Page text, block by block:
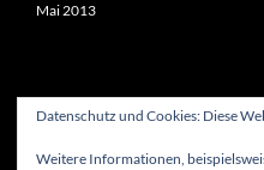
Mai 2013
Datenschutz und Cookies: Diese
Weitere Informationen,